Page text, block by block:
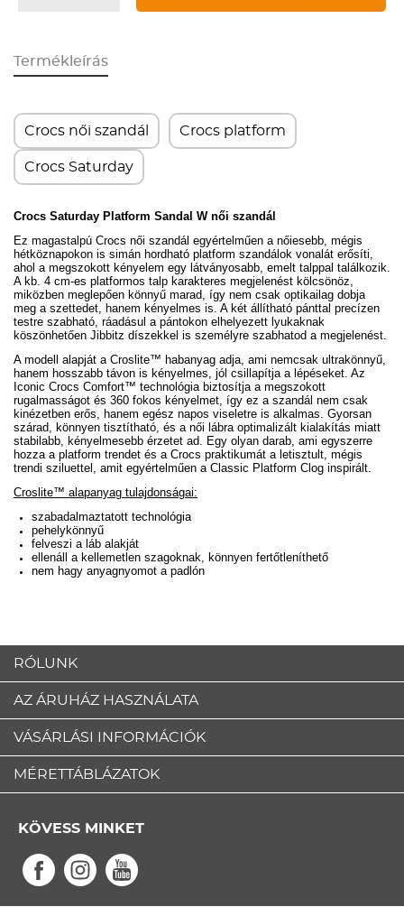
Termékleírás
Crocs női szandál Crocs platform
Crocs Saturday
Crocs Saturday Platform Sandal W női szandál
Ez magastalpú Crocs női szandál egyértelműen a nőiesebb, mégis
hétköznapokon is simán hordható platform szandálok vonalát erősíti,
ahol a megszokott kényelem egy látványosabb, emelt talppal találkozik.
A kb. 4 cm-es platformos talp karakteres megjelenést kölcsönöz,
miközben meglepően könnyű marad, így nem csak optikailag dobja
meg a szettedet, hanem kényelmes is. A két állítható pánttal precízen
testre szabható, ráadásul a pántokon elhelyezett lyukaknak
köszönhetően Jibbitz díszekkel is személyre szabhatod a megjelenést.
A modell alapját a Croslite™ habanyag adja, ami nemcsak ultrakönnyű,
hanem hosszabb távon is kényelmes, jól csillapítja a lépéseket. Az
Iconic Crocs Comfort™ technológia biztosítja a megszokott
rugalmasságot és 360 fokos kényelmet, így ez a szandál nem csak
kinézetben erős, hanem egész napos viseletre is alkalmas. Gyorsan
szárad, könnyen tisztítható, és a női lábra optimalizált kialakítás miatt
stabilabb, kényelmesebb érzetet ad. Egy olyan darab, ami egyszerre
hozza a platform trendet és a Crocs praktikumát aletisztult, mégis
trendi sziluettel , amit egyértelműen a Classic Platform Clog inspirált.
Croslite™ alapanyag tulajdonságai:
szabadalmaztatott technológia
pehelykönnyű
felveszi a láb alakját
ellenáll a kellemetlen szagoknak, könnyen fertőtleníthető
nem hagy anyagnyomot a padlón
RÓLUNK
AZ ÁRUHÁZ HASZNÁLATA
VÁSÁRLÁSI INFORMÁCIÓK
MÉRETTÁBLÁZATOK
KÖVESS MINKET